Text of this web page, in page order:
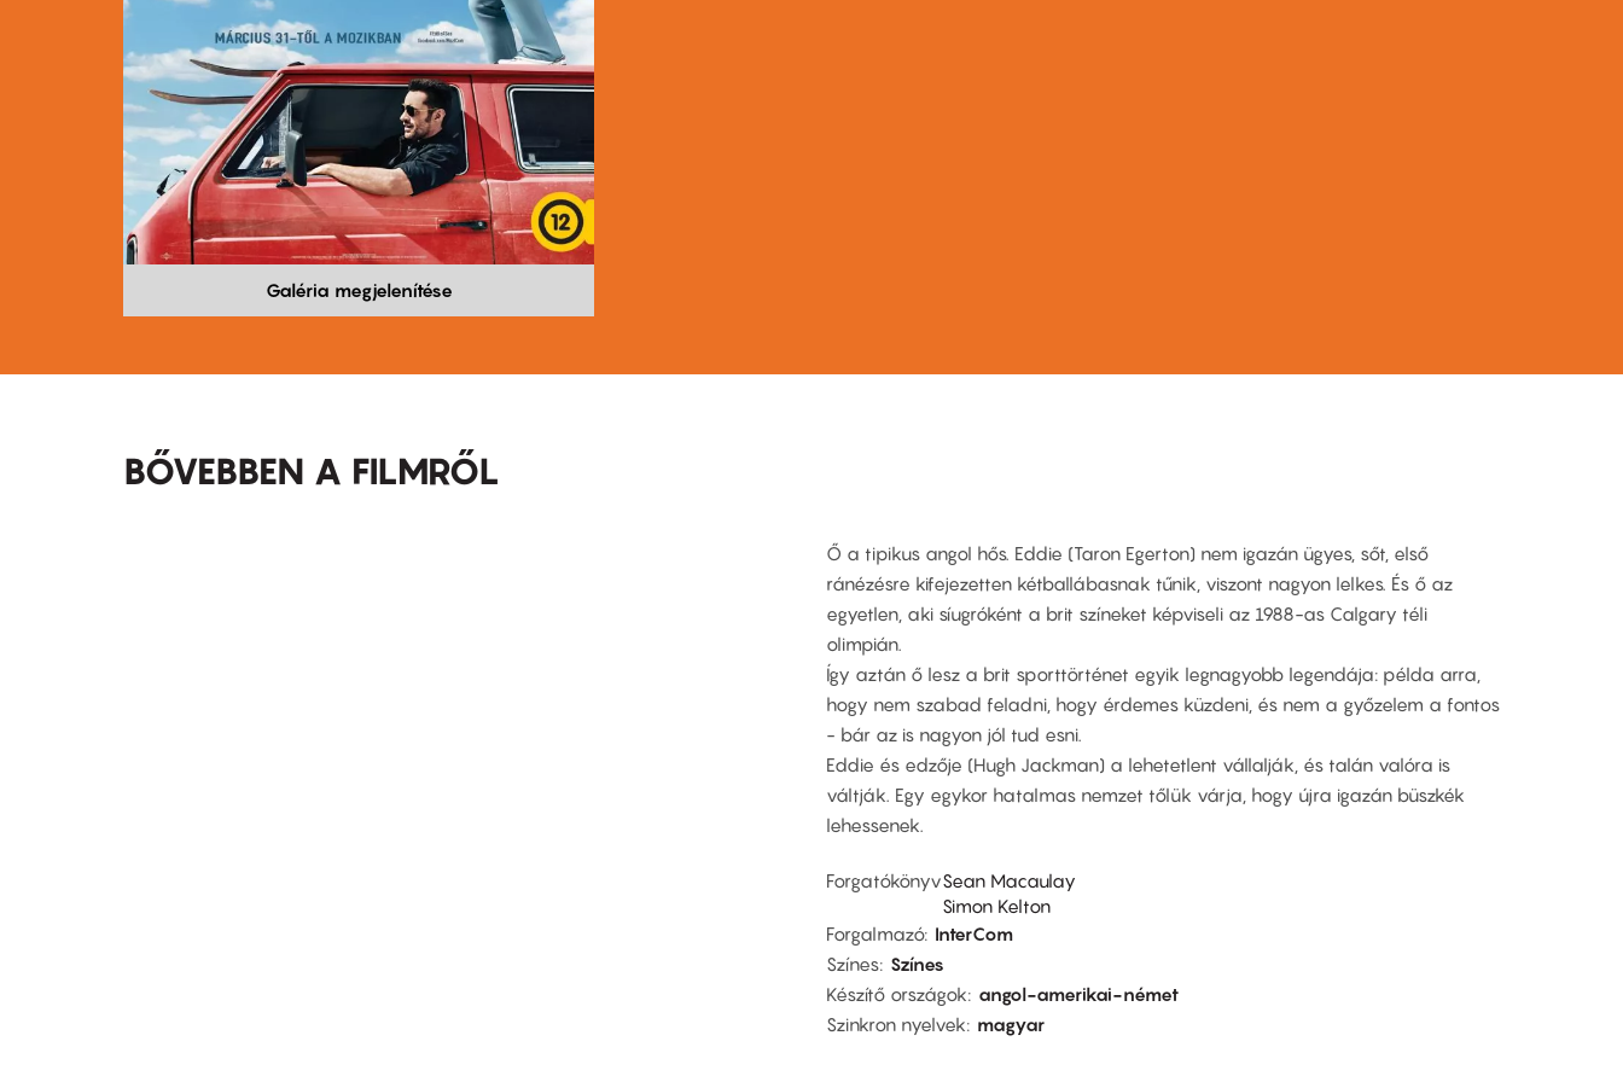
Galéria megjelenítése
BŐVEBBEN A FILMRŐL
Ő a tipikus angol hős. Eddie (Taron Egerton) nem igazán ügyes, sőt, első
ránézésre kifejezetten kétballábasnak tűnik, viszont nagyon lelkes. És ő az
egyetlen, aki síugróként a brit színeket képviseli az 1988-as Calgary téli
olimpián.
Így aztán ő lesz a brit sporttörténet egyik legnagyobb legendája: példa arra,
hogy nem szabad feladni, hogy érdemes küzdeni, és nem a győzelem a fontos
- bár az is nagyon jól tud esni.
Eddie és edzője (Hugh Jackman) a lehetetlent vállalják, és talán valóra is
váltják. Egy egykor hatalmas nemzet tőlük várja, hogy újra igazán büszkék
lehessenek.
ForgatókönyvSean Macaulay
Simon Kelton
Forgalmazó InterCom
Színes Színes
Készítő országok
angol-amerikai-német
Szinkron nyelvek
magyar